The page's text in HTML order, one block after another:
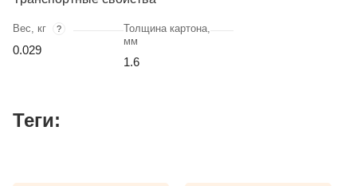
Вес, кг ?
0.029
Толщина картона,
мм
1.6
Теги: